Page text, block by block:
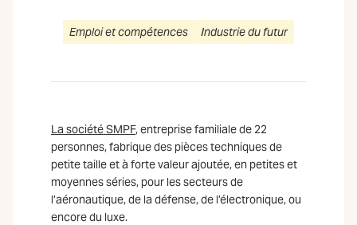
Emploi et compétences Industrie du futur
La société SMPF, entreprise familiale de 22
personnes, fabrique des pièces techniques de
petite taille et à forte valeur ajoutée, en petites et
moyennes séries, pour les secteurs de
l’aéronautique, de la défense, de l’électronique, ou
encore du luxe.